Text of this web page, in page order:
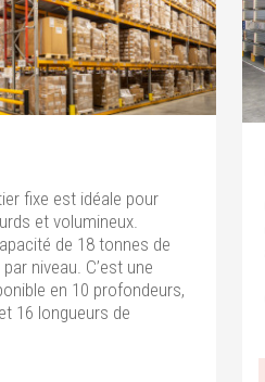
fixe est idéale pour
et volumineux.
de 18 tonnes de
niveau. C’est une
en 10 profondeurs,
16 longueurs de